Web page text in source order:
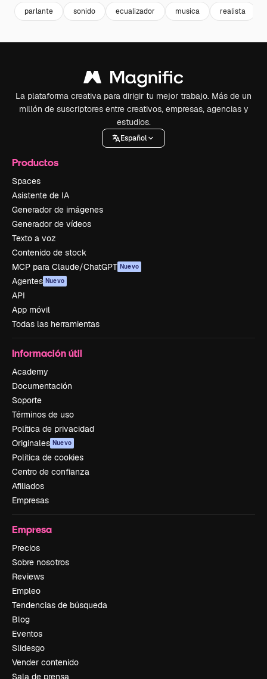
parlante sonido ecualizador musica realista
La plataforma creativa para dirigir tu mejor trabajo. Más de un
millón de suscriptores entre creativos, empresas, agencias y
estudios.
Español
Productos
Spaces
Asistente de IA
Generador de imágenes
Generador de vídeos
Texto a voz
Contenido de stock
MCP para Claude/ChatGPT Nuevo
Agentes Nuevo
API
App móvil
Todas las herramientas
Información útil
Academy
Documentación
Soporte
Términos de uso
Política de privacidad
Originales Nuevo
Política de cookies
Centro de confianza
Afiliados
Empresas
Empresa
Precios
Sobre nosotros
Reviews
Empleo
Tendencias de búsqueda
Blog
Eventos
Slidesgo
Vender contenido
Sala de prensa